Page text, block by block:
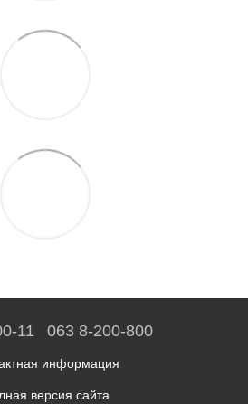
11 063 8-200-800
информация
версия сайта